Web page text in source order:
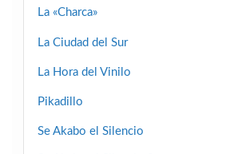
La «Charca»
La Ciudad del Sur
La Hora del Vinilo
Pikadillo
Se Akabo el Silencio